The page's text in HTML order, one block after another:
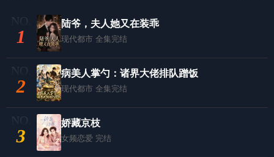
1
陆爷，夫人她又在装乖
现代都市 全集完结
2
病美人掌勺：诸界大佬排队蹭饭
现代都市 全集完结
3
娇藏京枝
女频恋爱 完结